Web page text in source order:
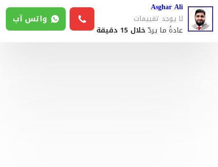
Asghar Ali
لا يوجد تقييمات
عادةً ما يردّخلال 15 دقيقة
واتس آب